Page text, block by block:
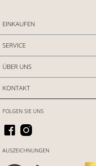
EINKAUFEN
SERVICE
ÜBER UNS
KONTAKT
FOLGEN SIE UNS
AUSZEICHNUNGEN